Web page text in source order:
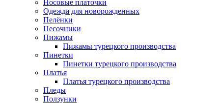
Носовые платочки
Одежда для новорожденных
Пелёнки
Песочники
Пижамы
Пижамы турецкого производства
Пинетки
Пинетки турецкого производства
Платья
Платья турецкого производства
Пледы
Ползунки